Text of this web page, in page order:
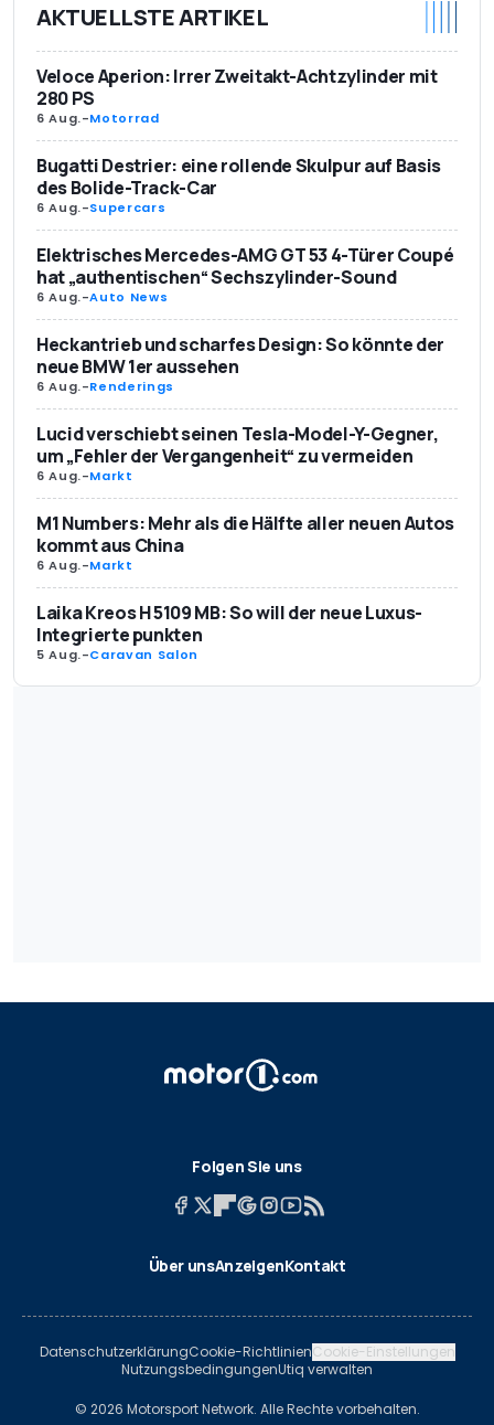
AKTUELLSTE ARTIKEL
Veloce Aperion: Irrer Zweitakt-Achtzylinder mit
280 PS
6 Aug.-Motorrad
Bugatti Destrier: eine rollende Skulpur auf Basis
des Bolide-Track-Car
6 Aug.-Supercars
Elektrisches Mercedes-AMG GT 53 4-Türer Coupé
hat „authentischen“ Sechszylinder-Sound
6 Aug.-Auto News
Heckantrieb und scharfes Design: So könnte der
neue BMW 1er aussehen
6 Aug.-Renderings
Lucid verschiebt seinen Tesla-Model-Y-Gegner,
um „Fehler der Vergangenheit“ zu vermeiden
6 Aug.-Markt
M1 Numbers: Mehr als die Hälfte aller neuen Autos
kommt aus China
6 Aug.-Markt
Laika Kreos H 5109 MB: So will der neue Luxus-
Integrierte punkten
5 Aug.-Caravan Salon
Folgen Sie uns
Über unsAnzeigenKontakt
DatenschutzerklärungCookie-RichtlinienCookie-Einstellungen
NutzungsbedingungenUtiq verwalten
© 2026 Motorsport Network. Alle Rechte vorbehalten.